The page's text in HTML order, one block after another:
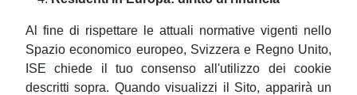
Al fine di rispettare le attuali normative vigenti nello
Spazio economico europeo, Svizzera e Regno Unito,
ISE chiede il tuo consenso all'utilizzo dei cookie
descritti sopra. Quando visualizzi il Sito, apparirà un